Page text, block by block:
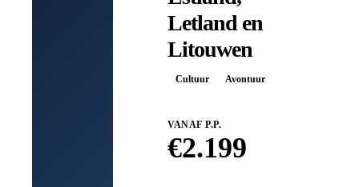
Letland en
Litouwen
Cultuur Avontuur
VANAF P.P.
€2.199